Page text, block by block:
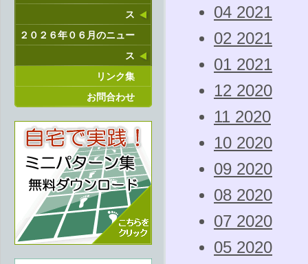
ス
２０２６年０６月のニュー
ス
リンク集
お問合わせ
04 2021
02 2021
01 2021
12 2020
11 2020
10 2020
09 2020
08 2020
07 2020
05 2020